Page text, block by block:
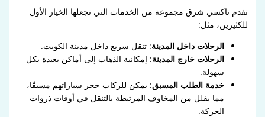
تقدم تاكسي شرق مجموعة من الخدمات التي تجعلها الخيار الأول
للكثيرين، مثل:
الرحلات داخل المدينة: تنقل سريع داخل مدينة الكويت.
الرحلات خارج المدينة: إمكانية الذهاب إلى أماكن بعيدة بكل
سهولة.
خدمة الطلب المسبق: يمكن للركاب حجز سياراتهم مسبقًا،
مما يقلل من المخاوف المرتبطة بالتنقل في أوقات ذروات
الحركة.